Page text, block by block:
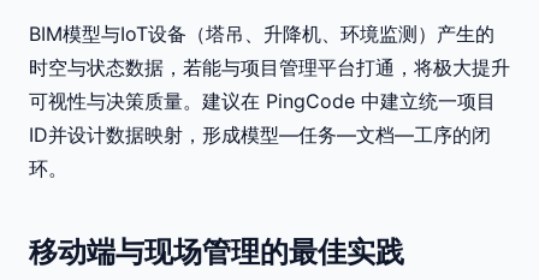
BIM模型与IoT设备（塔吊、升降机、环境监测）产生的
时空与状态数据，若能与项目管理平台打通，将极大提升
可视性与决策质量。建议在 PingCode 中建立统一项目
ID并设计数据映射，形成模型—任务—文档—工序的闭
环。
移动端与现场管理的最佳实践